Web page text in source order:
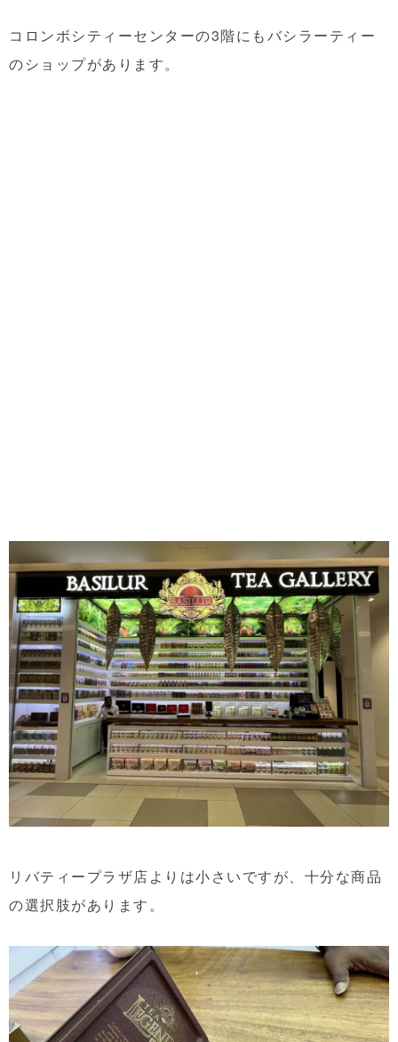
コロンボシティーセンターの3階にもバシラーティー
のショップがあります。
リバティープラザ店よりは小さいですが、十分な商品
の選択肢があります。